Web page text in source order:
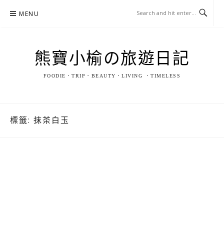
MENU
熊寶小榆の旅遊日記
FOODIE．TRIP．BEAUTY．LIVING ．TIMELESS
標籤: 抹茶白玉